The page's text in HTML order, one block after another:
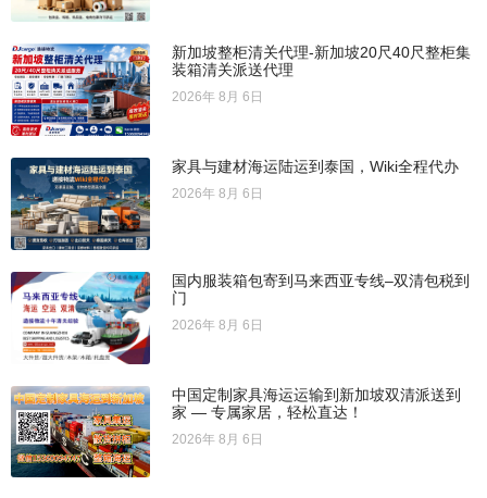
新加坡整柜清关代理-新加坡20尺40尺整柜集
装箱清关派送代理
2026年 8月 6日
家具与建材海运陆运到泰国，Wiki全程代办
2026年 8月 6日
国内服装箱包寄到马来西亚专线–双清包税到
门
2026年 8月 6日
中国定制家具海运运输到新加坡双清派送到
家 — 专属家居，轻松直达！
2026年 8月 6日